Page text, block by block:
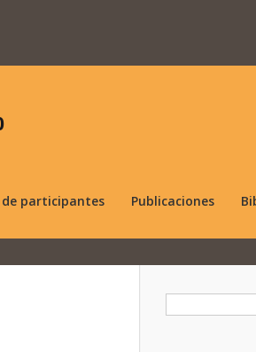
de participantes Publicaciones
Formulario